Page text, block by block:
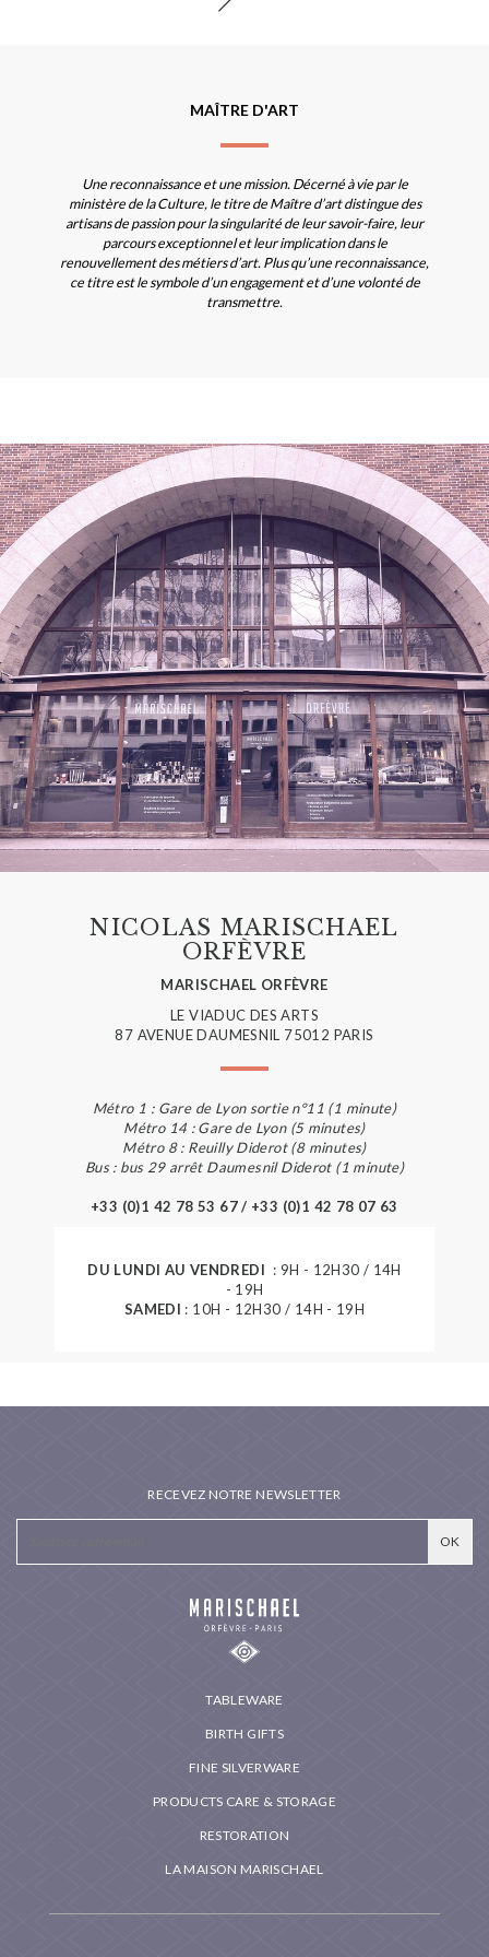
MAÎTRE D'ART
Une reconnaissance et une mission. Décerné à vie par le
ministère de la Culture, le titre de Maître d’art distingue des
artisans de passion pour la singularité de leur savoir-faire, leur
parcours exceptionnel et leur implication dans le
renouvellement des métiers d’art. Plus qu’une reconnaissance,
ce titre est le symbole d’un engagement et d’une volonté de
transmettre.
NICOLAS MARISCHAEL
ORFÈVRE
MARISCHAEL ORFÈVRE
LE VIADUC DES ARTS
87 AVENUE DAUMESNIL 75012 PARIS
Métro 1 : Gare de Lyon sortie n°11 (1 minute)
Métro 14 : Gare de Lyon (5 minutes)
Métro 8 : Reuilly Diderot (8 minutes)
Bus : bus 29 arrêt Daumesnil Diderot (1 minute)
+33 (0)1 42 78 53 67 / +33 (0)1 42 78 07 63
DU LUNDI AU VENDREDI : 9H - 12H30 / 14H
- 19H
SAMEDI : 10H - 12H30 / 14H - 19H
TABLEWARE
BIRTH GIFTS
FINE SILVERWARE
PRODUCTS CARE & STORAGE
RESTORATION
LA MAISON MARISCHAEL
RECEVEZ NOTRE NEWSLETTER